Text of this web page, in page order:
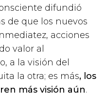
difundió
de que los nuevos
acciones
valor al
a la visión del
la otra; es más, los
más visión aún.